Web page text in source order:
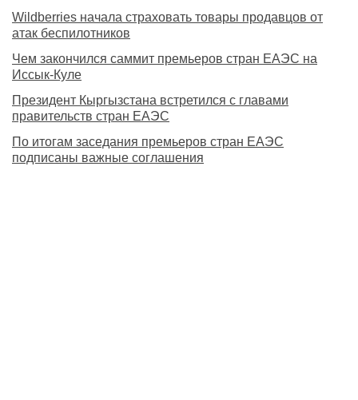
Wildberries начала страховать товары продавцов от
атак беспилотников
Чем закончился саммит премьеров стран ЕАЭС на
Иссык-Куле
Президент Кыргызстана встретился с главами
правительств стран ЕАЭС
По итогам заседания премьеров стран ЕАЭС
подписаны важные соглашения